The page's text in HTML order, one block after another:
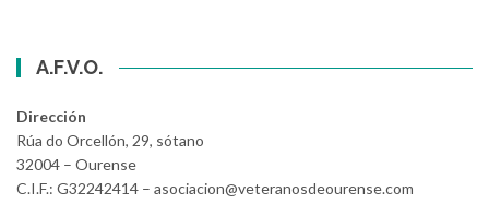
A.F.V.O.
Dirección
Rúa do Orcellón, 29, sótano
32004 – Ourense
C.I.F.: G32242414 – asociacion@veteranosdeourense.com